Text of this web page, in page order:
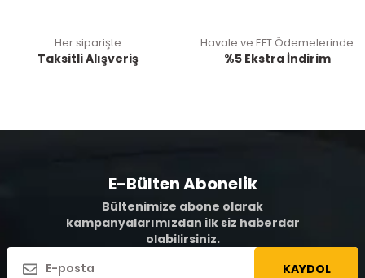
Her siparişte
Taksitli Alışveriş
Havale ve EFT Ödemelerinde
%5 Ekstra İndirim
E-Bülten Abonelik
Bültenimize abone olarak
kampanyalarımızdan ilk siz haberdar
olabilirsiniz.
KAYDOL